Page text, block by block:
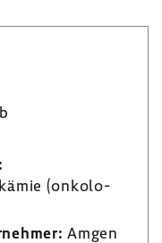
(onko­lo­
Amgen